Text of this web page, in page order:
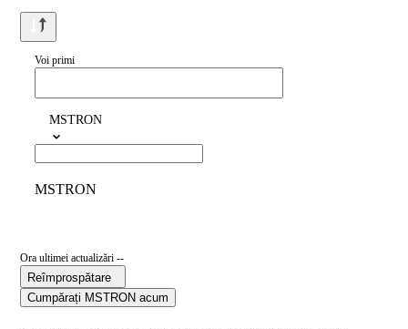
Voi primi
MSTRON
MSTRON
Ora ultimei actualizări --
Reîmprospătare
Cumpărați MSTRON acum